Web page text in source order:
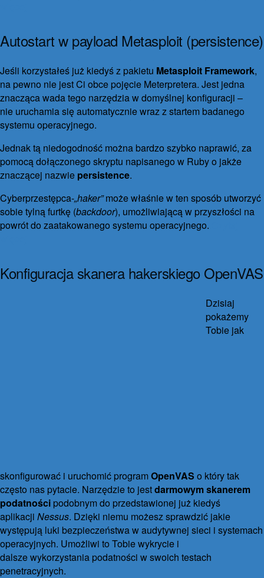
Autostart w payload Metasploit (persistence)
6 września 2016 30 września 2021 11 komentarzy
Jeśli korzystałeś już kiedyś z pakietu Metasploit Framework,
na pewno nie jest Ci obce pojęcie Meterpretera. Jest jedna
znacząca wada tego narzędzia w domyślnej konfiguracji –
nie uruchamia się automatycznie wraz z startem badanego
systemu operacyjnego.
Jednak tą niedogodność można bardzo szybko naprawić, za
pomocą dołączonego skryptu napisanego w Ruby o jakże
znaczącej nazwie persistence.
Cyberprzestępca-„haker”może właśnie w ten sposób utworzyć
sobie tylną furtkę (backdoor), umożliwiającą w przyszłości na
powrót do zaatakowanego systemu operacyjnego.
Konfiguracja skanera hakerskiego OpenVAS
9 komentarzyDzisiaj
pokażemy
Tobie jak
skonfigurować i uruchomić programOpenVAS o który tak
często nas pytacie. Narzędzie to jestdarmowym skanerem
podatnościpodobnym do przedstawionej już kiedyś
aplikacji Nessus. Dzięki niemu możesz sprawdzić jakie
występują luki bezpieczeństwa w audytywnej sieci i systemach
operacyjnych. Umożliwi to Tobie wykrycie i
dalsze wykorzystania podatności w swoich testach
penetracyjnych.